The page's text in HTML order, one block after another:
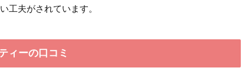
工夫がされています。
ィーの口コミ